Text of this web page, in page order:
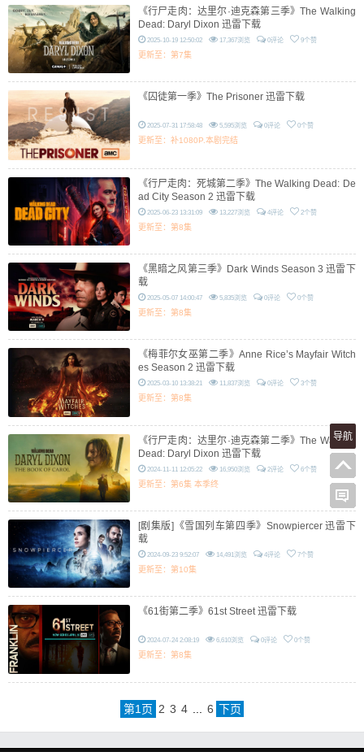
《行尸走肉：达里尔·迪克森第三季》The Walking
Dead: Daryl Dixon 迅雷下载
2025-10-19 12:50:02 17,367浏览 0评论 9个赞
更新至：第7集
《囚徒第一季》The Prisoner 迅雷下载
2025-07-31 17:58:48 5,595浏览 0评论 0个赞
更新至：补1080P.本剧完结
《行尸走肉：死城第二季》The Walking Dead: De
ad City Season 2 迅雷下载
2025-06-23 13:31:09 13,227浏览 4评论 2个赞
更新至：第8集
《黑暗之风第三季》Dark Winds Season 3 迅雷下
载
2025-05-07 14:00:47 5,835浏览 0评论 0个赞
更新至：第8集
《梅菲尔女巫第二季》Anne Rice’s Mayfair Witch
es Season 2 迅雷下载
2025-03-10 13:38:21 11,837浏览 0评论 3个赞
更新至：第8集
《行尸走肉：达里尔·迪克森第二季》The Walking
Dead: Daryl Dixon 迅雷下载
2024-11-11 12:05:22 16,950浏览 2评论 6个赞
更新至：第6集 本季终
[剧集版]《雪国列车第四季》Snowpiercer 迅雷下
载
2024-09-23 9:52:07 14,491浏览 4评论 7个赞
更新至：第10集
《61街第二季》61st Street 迅雷下载
2024-07-24 2:08:19 6,610浏览 0评论 0个赞
更新至：第8集
第1 页 2 3 4 6 下页
导航